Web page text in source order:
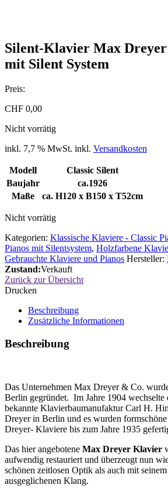
Silent-Klavier Max Dreyer
mit Silent System
Preis:
CHF 0,00
Nicht vorrätig
inkl. 7,7 % MwSt. inkl. Versandkosten
Modell
Classic Silent
Baujahr
ca.1926
Maße
ca. H120 x B150 x T52cm
Nicht vorrätig
Kategorien: Klassische Klaviere - Classic
Pianos mit Silentsystem, Holzfarbene
Gebrauchte Klaviere und Pianos Hersteller:
Zustand:Verkauft
Zurück zur Übersicht
Drucken
Beschreibung
Zusätzliche Informationen
Beschreibung
Das Unternehmen Max Dreyer & Co.
Berlin gegründet. Im Jahre 1904 wechselte
bekannte Klavierbaumanufaktur Carl H.
Dreyer in Berlin und es wurden
Dreyer- Klaviere bis zum Jahre 1935
Das hier angebotene Max Dreyer Klavier
aufwendig restauriert und überzeugt nun
schönen zeitlosen Optik als auch mit
ausgeglichenen Klang.